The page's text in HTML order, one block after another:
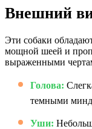
Внешний
Эти собаки
мощной шеей и
выраженными
Голова:
темными
Уши: